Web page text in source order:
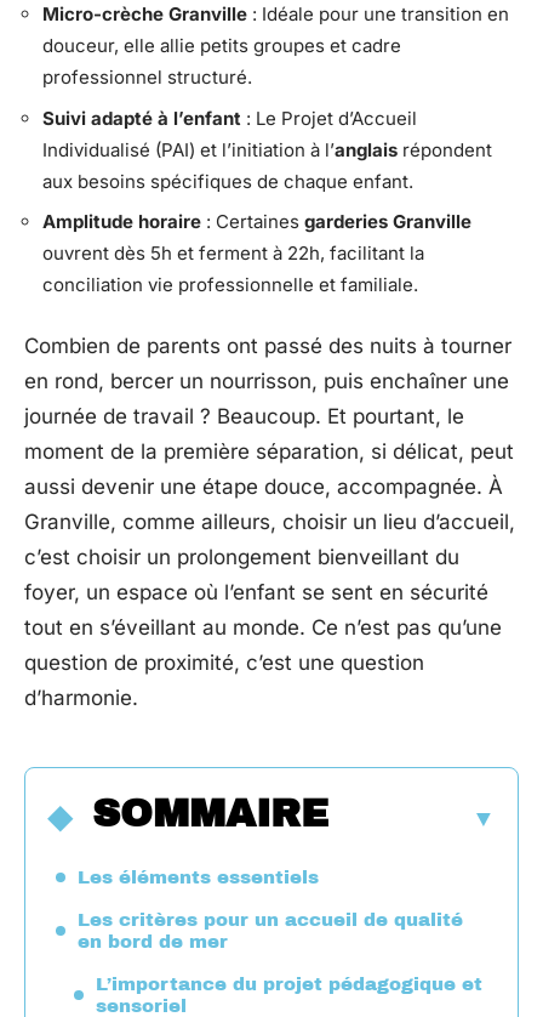
Micro-crèche Granville : Idéale pour une transition en
douceur, elle allie petits groupes et cadre
professionnel structuré.
Suivi adapté à l’enfant : Le Projet d’Accueil
Individualisé (PAI) et l’initiation à l’anglais répondent
aux besoins spécifiques de chaque enfant.
Amplitude horaire : Certaines garderies Granville
ouvrent dès 5h et ferment à 22h, facilitant la
conciliation vie professionnelle et familiale.
Combien de parents ont passé des nuits à tourner
en rond, bercer un nourrisson, puis enchaîner une
journée de travail ? Beaucoup. Et pourtant, le
moment de la première séparation, si délicat, peut
aussi devenir une étape douce, accompagnée. À
Granville, comme ailleurs, choisir un lieu d’accueil,
c’est choisir un prolongement bienveillant du
foyer, un espace où l’enfant se sent en sécurité
tout en s’éveillant au monde. Ce n’est pas qu’une
question de proximité, c’est une question
d’harmonie.
SOMMAIRE
Les éléments essentiels
Les critères pour un accueil de qualité
en bord de mer
L’importance du projet pédagogique et
sensoriel